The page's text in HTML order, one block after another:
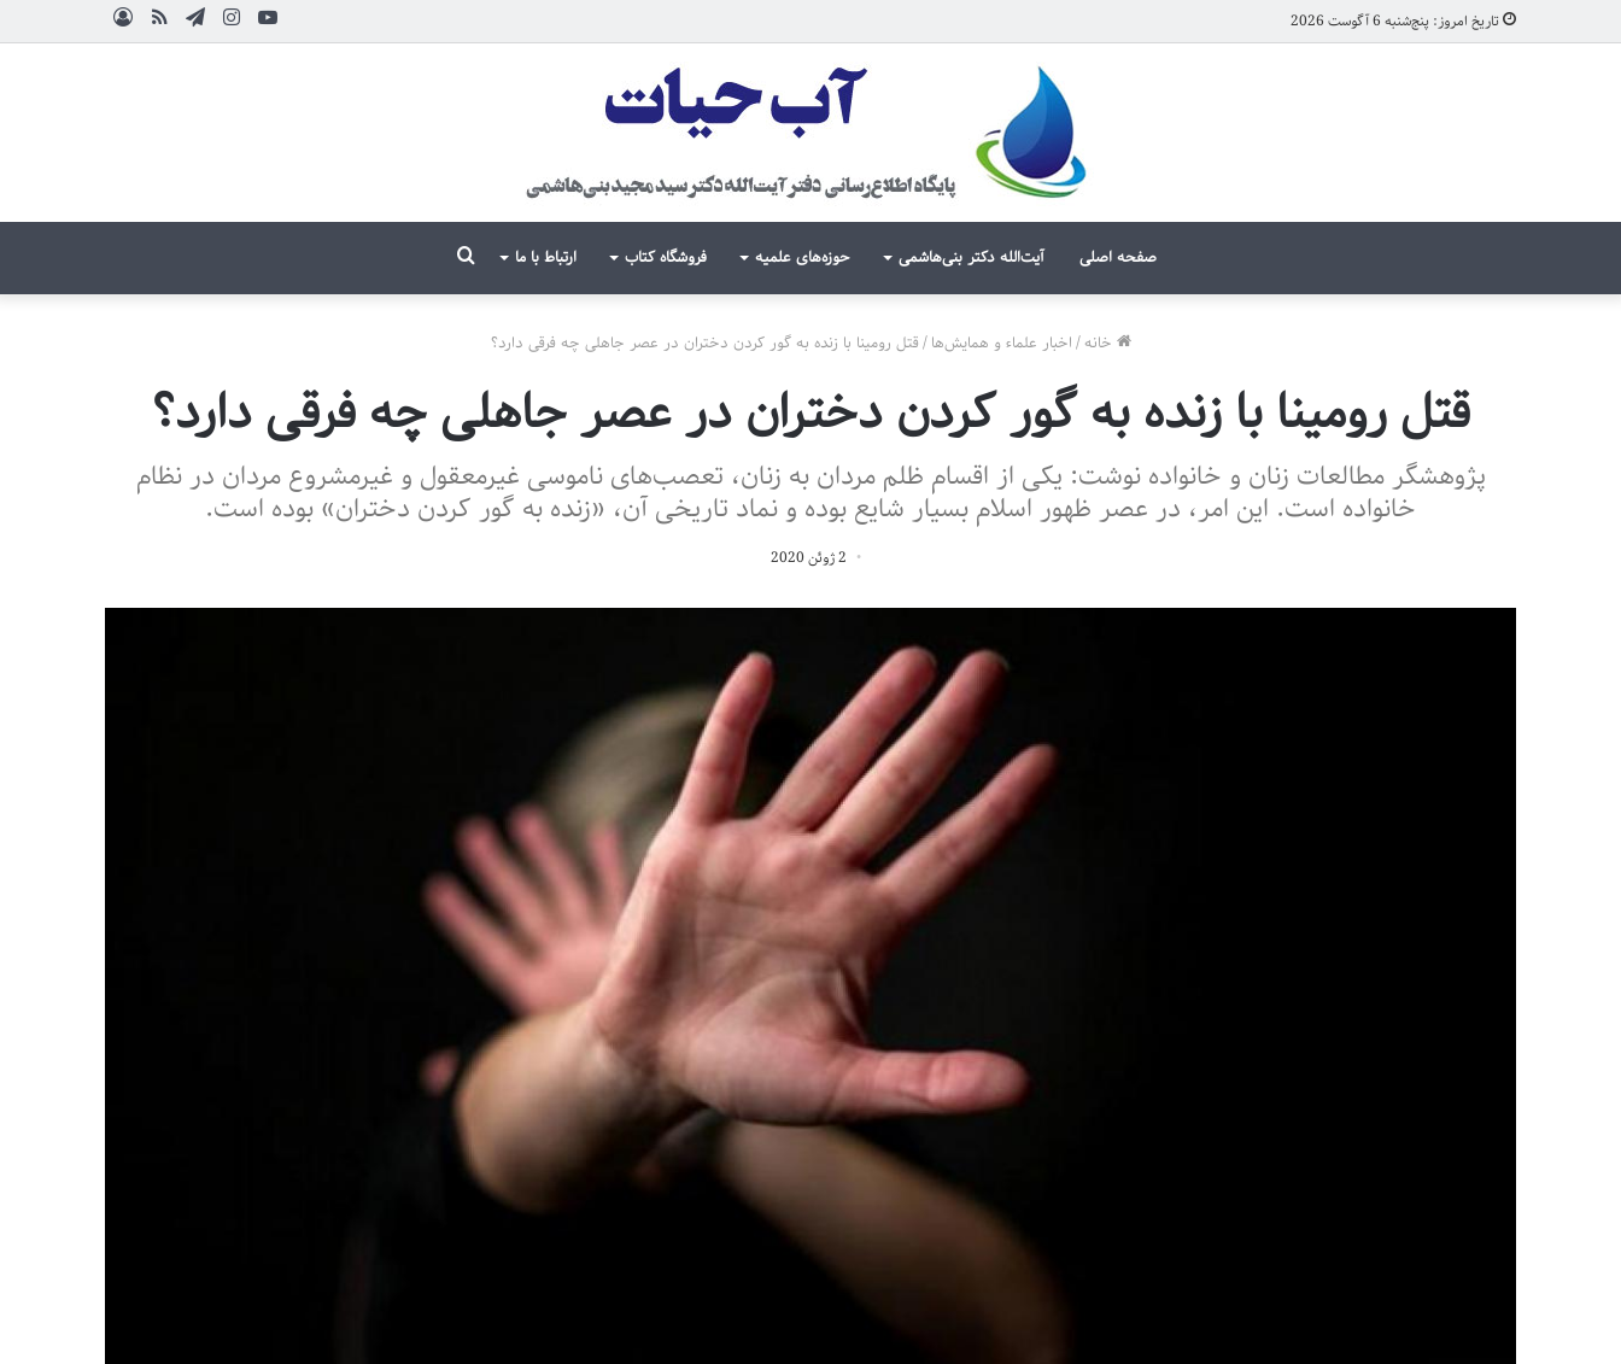
تاریخ امروز: پنج‌شنبه 6 آگوست 2026 ورودآپارات
خوراکتلگرام
اینستاگرامیوتیوب
صفحه اصلی آیت‌الله دکتر بنی‌هاشمی حوزه‌های علمیه فروشگاه کتاب ارتباط با ما جستجو
خانه/اخبار علماء و همایش‌ها /قتل رومینا با زنده‌ به گور کردن دختران در عصر جاهلی چه فرقی دارد؟
قتل رومینا با زنده‌ به گور کردن دختران در عصر جاهلی چه فرقی دارد؟
پژوهشگر مطالعات زنان و خانواده نوشت: یکی از اقسام ظلم مردان به زنان، تعصب‌های ناموسی غیرمعقول و غیرمشروع مردان در نظام
خانواده است. این امر، در عصر ظهور اسلام بسیار شایع بوده و نماد تاریخی آن، «زنده به گور کردن دختران» بوده است.
2 ژوئن 2020